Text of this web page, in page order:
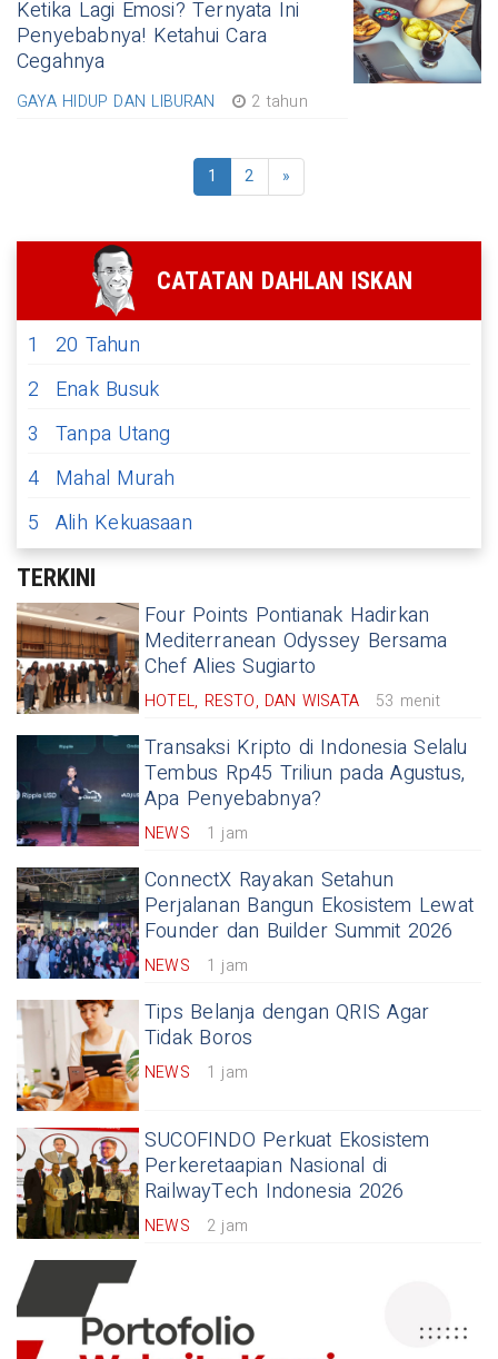
Ketika Lagi Emosi? Ternyata Ini
Penyebabnya! Ketahui Cara
Cegahnya
GAYA HIDUP DAN LIBURAN 2 tahun
1 2 »
CATATAN DAHLAN ISKAN
1
20 Tahun
2
Enak Busuk
3
Tanpa Utang
4 Mahal Murah
5 Alih Kekuasaan
TERKINI
Four Points Pontianak Hadirkan
Mediterranean Odyssey Bersama
Chef Alies Sugiarto
HOTEL, RESTO, DAN WISATA 53 menit
Transaksi Kripto di Indonesia Selalu
Tembus Rp45 Triliun pada Agustus,
Apa Penyebabnya?
NEWS 1 jam
ConnectX Rayakan Setahun
Perjalanan Bangun Ekosistem Lewat
Founder dan Builder Summit 2026
NEWS 1 jam
Tips Belanja dengan QRIS Agar
Tidak Boros
NEWS 1 jam
SUCOFINDO Perkuat Ekosistem
Perkeretaapian Nasional di
RailwayTech Indonesia 2026
NEWS 2 jam